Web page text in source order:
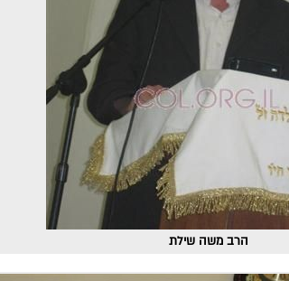
הרב משה שילת